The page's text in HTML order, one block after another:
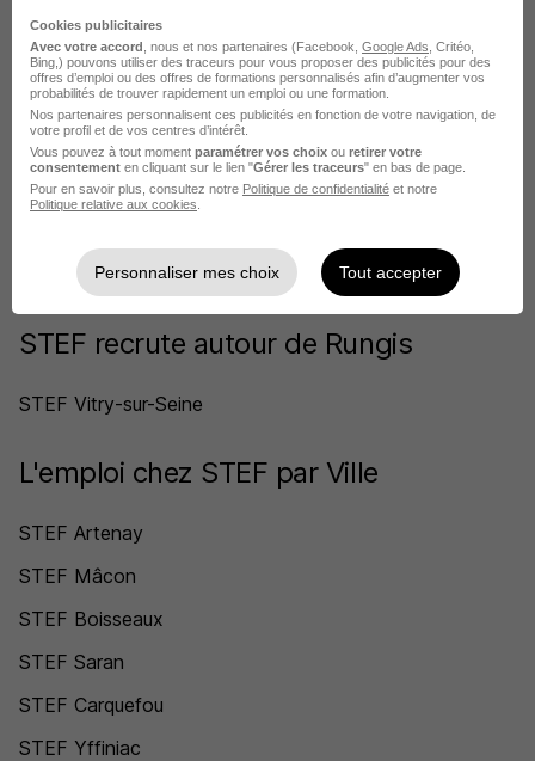
DÉPOSEZ VOTRE CV
Rendez votre CV accessible à l’ensemble des
recruteurs de la CVthèque Hellowork.
Rendre mon CV visible
STEF recrute autour de Rungis
STEF Vitry-sur-Seine
L'emploi chez STEF par Ville
STEF Artenay
STEF Mâcon
STEF Boisseaux
STEF Saran
STEF Carquefou
STEF Yffiniac
Cookies publicitaires
Avec votre accord , nous et nos partenaires (Facebook, Google Ads , Critéo,
Bing,) pouvons utiliser des traceurs pour vous proposer des publicités pour des
offres d’emploi ou des offres de formations personnalisés afin d’augmenter vos
probabilités de trouver rapidement un emploi ou une formation.
Nos partenaires personnalisent ces publicités en fonction de votre navigation, de
votre profil et de vos centres d’intérêt.
Vous pouvez à tout moment paramétrer vos choix ou retirer votre
consentement en cliquant sur le lien "Gérer les traceurs" en bas de page.
Pour en savoir plus, consultez notre Politique de confidentialité et notre
Politique relative aux cookies
Personnaliser mes choix Tout accepter